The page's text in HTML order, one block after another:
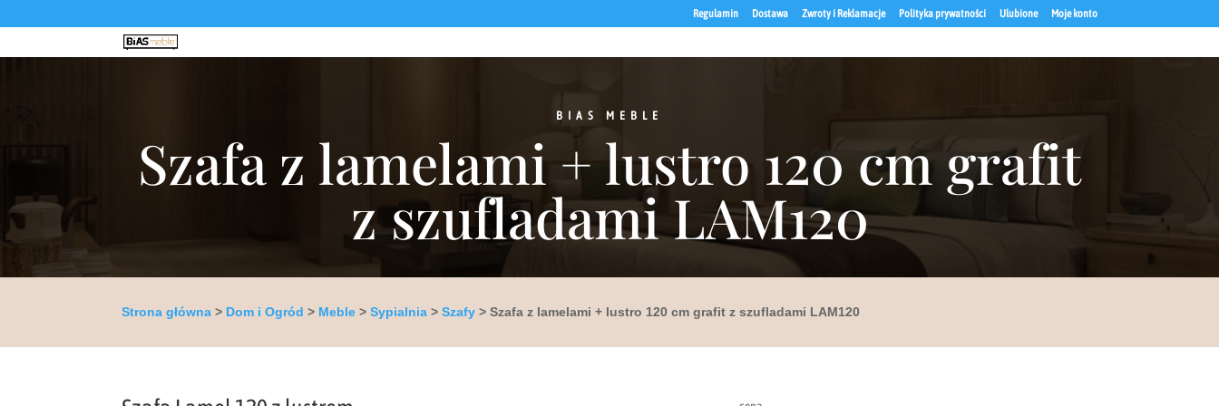
Regulamin Dostawa Zwroty i Reklamacje Polityka prywatności Ulubione Moje konto
BIAS MEBLE
Szafa z lamelami + lustro 120 cm grafit
z szufladami LAM120
Strona główna > Dom i Ogród > Meble >Sypialnia >Szafy > Szafa z lamelami + lustro 120 cm grafit z szufladami LAM120